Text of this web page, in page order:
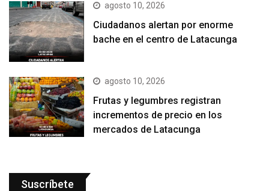
agosto 10, 2026
Ciudadanos alertan por enorme
bache en el centro de Latacunga
agosto 10, 2026
Frutas y legumbres registran
incrementos de precio en los
mercados de Latacunga
Suscríbete